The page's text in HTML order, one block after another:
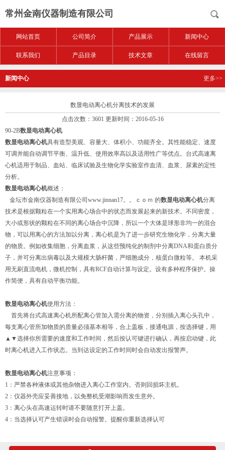
常州金南仪器制造有限公司
网站首页 公司简介 产品展示 新闻中心
联系我们 产品目录 技术文章 在线留言
新闻中心 更多>>
数显电动离心机分离技术的发展
点击次数：3601 更新时间：2016-05-16
90-2B数显电动离心机
数显电动离心机具有造型美观、容量大、体积小、功能齐全。其性能稳定、速度
可调并能自动调节平衡、温升低、使用效率高以及适用性广等优点。台式高速离
心机适用于制品、血站、临床试验及生物化学实验室作血清、血浆、尿素的定性
分析。
数显电动离心机概述：
金坛市金南仪器制造有限公司www.jinnan17。。ｃｏｍ 的数显电动离心机分离
技术是根据颗粒在一个实用离心场合中的状态而发展起来的新技术。不同密度，
大小或形状的颗粒在不同的离心场合中沉降，所以一个大体是球形非均一的混合
物，可以用离心的方法加以分离，离心机是为了进一步研究生物化学，分离大量
的物质。例如收集细胞，分离血浆，从这些预纯化的制剂中分离DNA和蛋白质分
子，并可分离出病毒以及大规模大肠杆菌，严细胞成分，核蛋白微粒等。 本机采
用无刷直流电机，微机控制，具有RCF自动计算与设定。设有多种程序保护。操
作简便，具有自动平衡功能。
数显电动离心机使用方法：
首先将台式高速离心机所配离心管加入需分离的物资，分别插入离心头孔中，
每支离心管所加物质的质量必须基本相等，合上盖板，接通电源，按选择键，用
▲▼选择你所需要的速度和工作时间，然后按认可键进行确认，再按启动键，此
时离心机进入工作状态。当到达设定的工作时间时会自动发出报警声。
数显电动离心机注意事项：
1：严禁各种液体或其他杂物进入离心工作室内。否则回损坏主机。
2：仪器外壳应妥善接地，以免整机受潮影响而发生意外。
3：离心头在高速运转时请不要随意打开上盖。
4：当选择认可产生错误时会自动报警。提醒你重新选择认可